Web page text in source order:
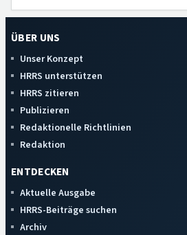
ÜBER UNS
Unser Konzept
HRRS unterstützen
HRRS zitieren
Publizieren
Redaktionelle Richtlinien
Redaktion
ENTDECKEN
Aktuelle Ausgabe
HRRS-Beiträge suchen
Archiv